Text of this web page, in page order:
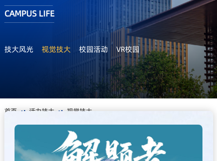
CAMPUS LIFE
技大风光 视觉技大 校园活动 VR校园
首页 活力技大 视觉技大